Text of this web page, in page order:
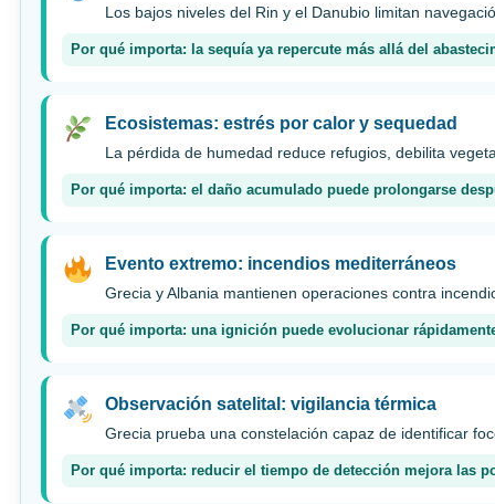
Los bajos niveles del Rin y el Danubio limitan
Por qué importa: la sequía ya repercute más allá del
Ecosistemas: estrés por calor y sequedad
La pérdida de humedad reduce refugios, debilita
Por qué importa: el daño acumulado puede prolongarse
Evento extremo: incendios mediterráneos
Grecia y Albania mantienen operaciones contra
Por qué importa: una ignición puede evolucionar
Observación satelital: vigilancia térmica
Grecia prueba una constelación capaz de identificar
Por qué importa: reducir el tiempo de detección mejora las